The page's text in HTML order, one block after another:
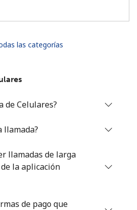
¿Olvidaste tu contraseña? →
Sesión
las categorías
de Celulares?
llamada?
llamadas de larga
la aplicación
de pago que